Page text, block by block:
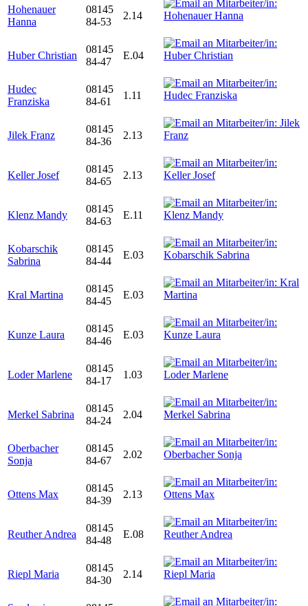
Hohenauer
Hanna
08145
84-53
2.14
Huber Christian
08145
84-47
E.04
Hudec
Franziska
08145
84-61
1.11
Jilek Franz
08145
84-36
2.13
Keller Josef
08145
84-65
2.13
Klenz Mandy
08145
84-63
E.11
Kobarschik
Sabrina
08145
84-44
E.03
Kral Martina
08145
84-45
E.03
Kunze Laura
08145
84-46
E.03
Loder Marlene
08145
84-17
1.03
Merkel Sabrina
08145
84-24
2.04
Oberbacher
Sonja
08145
84-67
2.02
Ottens Max
08145
84-39
2.13
Reuther Andrea
08145
84-48
E.08
Riepl Maria
08145
84-30
2.14